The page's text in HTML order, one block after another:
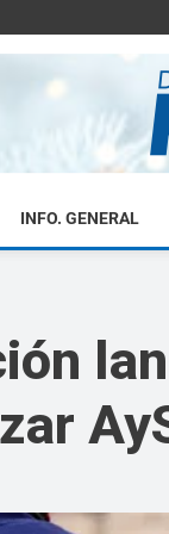
INFO. GENERAL